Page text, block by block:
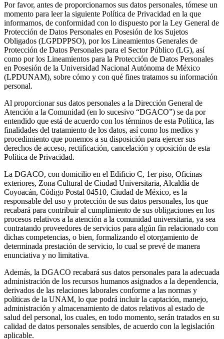
Por favor, antes de proporcionarnos sus datos personales, tómese un
momento para leer la siguiente Política de Privacidad en la que
informamos, de conformidad con lo dispuesto por la Ley General de
Protección de Datos Personales en Posesión de los Sujetos
Obligados (LGPDPPSO), por los Lineamientos Generales de
Protección de Datos Personales para el Sector Público (LG), así
como por los Lineamientos para la Protección de Datos Personales
en Posesión de la Universidad Nacional Autónoma de México
(LPDUNAM), sobre cómo y con qué fines tratamos su información
personal.
Al proporcionar sus datos personales a la Dirección General de
Atención a la Comunidad (en lo sucesivo “DGACO”) se da por
entendido que está de acuerdo con los términos de esta Política, las
finalidades del tratamiento de los datos, así como los medios y
procedimiento que ponemos a su disposición para ejercer sus
derechos de acceso, rectificación, cancelación y oposición de esta
Política de Privacidad.
La DGACO, con domicilio en el Edificio C, 1er piso, Oficinas
exteriores, Zona Cultural de Ciudad Universitaria, Alcaldía de
Coyoacán, Código Postal 04510, Ciudad de México, es la
responsable del uso y protección de sus datos personales, los que
recabará para contribuir al cumplimiento de sus obligaciones en los
procesos relativos a la atención a la comunidad universitaria, ya sea
contratando proveedores de servicios para algún fin relacionado con
dichas competencias, o bien, formalizando el otorgamiento de
determinada prestación de servicio, lo cual se prevé de manera
enunciativa y no limitativa.
Además, la DGACO recabará sus datos personales para la adecuada
administración de los recursos humanos asignados a la dependencia,
derivados de las relaciones laborales conforme a las normas y
políticas de la UNAM, lo que podrá incluir la captación, manejo,
administración y almacenamiento de datos relativos al estado de
salud del personal, los cuales, en todo momento, serán tratados en su
calidad de datos personales sensibles, de acuerdo con la legislación
aplicable.